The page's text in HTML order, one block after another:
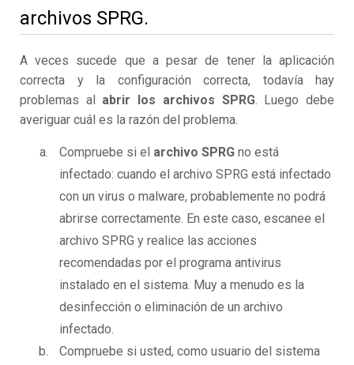
archivos SPRG.
A veces sucede que a pesar de tener la aplicación
correcta y la configuración correcta, todavía hay
problemas al abrir los archivos SPRG. Luego debe
averiguar cuál es la razón del problema.
Compruebe si el archivo SPRG no está
infectado: cuando el archivo SPRG está infectado
con un virus o malware, probablemente no podrá
abrirse correctamente. En este caso, escanee el
archivo SPRG y realice las acciones
recomendadas por el programa antivirus
instalado en el sistema. Muy a menudo es la
desinfección o eliminación de un archivo
infectado.
Compruebe si usted, como usuario del sistema